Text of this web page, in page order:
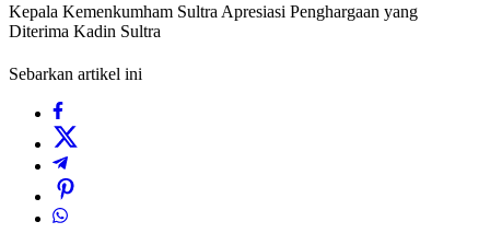
Kepala Kemenkumham Sultra Apresiasi Penghargaan yang
Diterima Kadin Sultra
Sebarkan artikel ini